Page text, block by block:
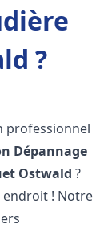
?
professionnel
Dépannage
Ostwald ?
endroit ! Notre